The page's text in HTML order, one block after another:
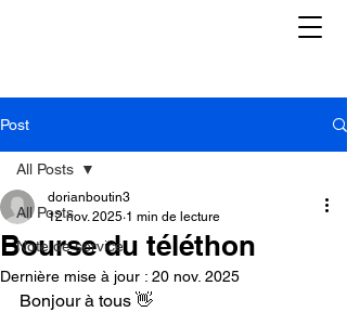
Post
All Posts
Note de service
All Posts
Bourse du téléthon
dorianboutin3
12 nov. 2025 1 min de lecture
Dernière mise à jour : 20 nov. 2025
Bonjour à tous 👋